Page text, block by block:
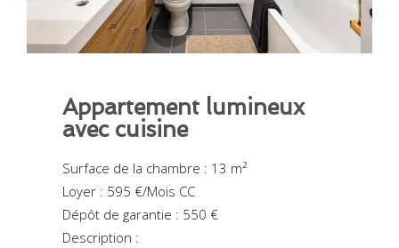
Appartement lumineux
avec cuisine
Surface de la chambre : 13 m²
Loyer : 595 €/Mois CC
Dépôt de garantie : 550 €
Description :